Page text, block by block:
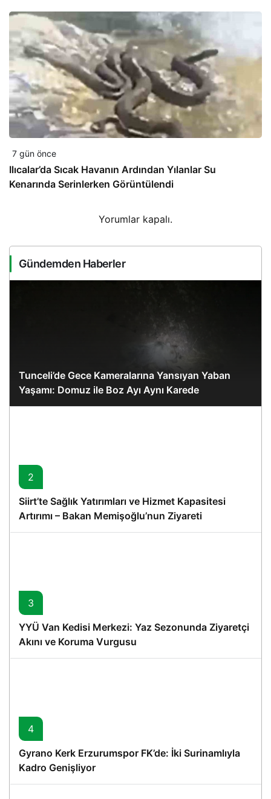
7 gün önce
Ilıcalar’da Sıcak Havanın Ardından Yılanlar Su
Kenarında Serinlerken Görüntülendi
Yorumlar kapalı.
Gündemden Haberler
Tunceli’de Gece Kameralarına Yansıyan Yaban
Yaşamı: Domuz ile Boz Ayı Aynı Karede
2
Siirt’te Sağlık Yatırımları ve Hizmet Kapasitesi
Artırımı – Bakan Memişoğlu’nun Ziyareti
3
YYÜ Van Kedisi Merkezi: Yaz Sezonunda Ziyaretçi
Akını ve Koruma Vurgusu
4
Gyrano Kerk Erzurumspor FK’de: İki Surinamlıyla
Kadro Genişliyor